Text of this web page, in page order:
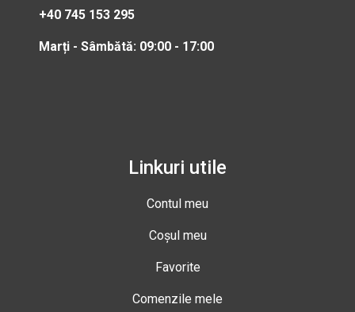
+40 745 153 295
Marți - Sâmbătă: 09:00 - 17:00
Linkuri utile
Contul meu
Coșul meu
Favorite
Comenzile mele